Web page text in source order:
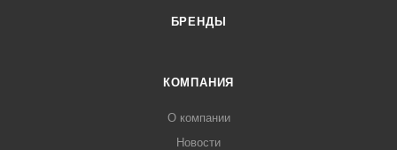
БРЕНДЫ
КОМПАНИЯ
О компании
Новости